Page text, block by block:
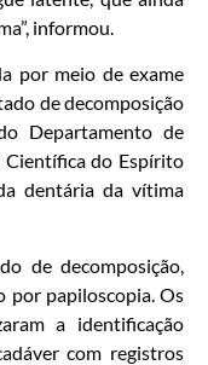
informou.
por meio de exame
de decomposição
Departamento de
Científica do Espírito
dentária da vítima
de decomposição,
por papiloscopia. Os
a identificação
com registros